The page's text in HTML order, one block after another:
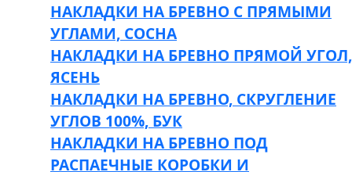
НАКЛАДКИ НА БРЕВНО С ПРЯМЫМИ
УГЛАМИ, СОСНА
НАКЛАДКИ НА БРЕВНО ПРЯМОЙ УГОЛ,
ЯСЕНЬ
НАКЛАДКИ НА БРЕВНО, СКРУГЛЕНИЕ
УГЛОВ 100%, БУК
НАКЛАДКИ НА БРЕВНО ПОД
РАСПАЕЧНЫЕ КОРОБКИ И